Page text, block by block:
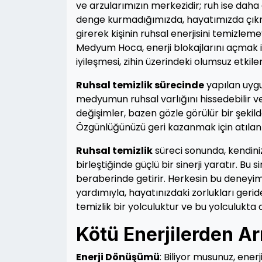
ve arzularımızın merkezidir; ruh ise
denge kurmadığımızda, hayatımızda
girerek kişinin ruhsal enerjisini
Medyum Hoca, enerji blokajlarını
iyileşmesi, zihin üzerindeki olumsuz
Ruhsal temizlik sürecindeyapılan
medyumun ruhsal varlığını hissedebilir
değişimler, bazen gözle görülür bir
Özgünlüğünüzü geri kazanmak için atılan
Ruhsal temizliksüreci sonunda,
birleştiğinde güçlü bir sinerji yaratır. Bu
beraberinde getirir. Herkesin bu
yardımıyla, hayatınızdaki zorlukları
temizlik bir yolculuktur ve bu yolculukta
Kötü Enerjilerden
Enerji Dönüşümü: Biliyor musunuz,